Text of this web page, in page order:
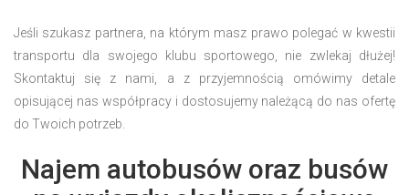
Jeśli szukasz partnera, na którym masz prawo polegać w kwestii
transportu dla swojego klubu sportowego, nie zwlekaj dłużej!
Skontaktuj się z nami, a z przyjemnością omówimy detale
opisującej nas współpracy i dostosujemy należącą do nas ofertę
do Twoich potrzeb.
Najem autobusów oraz busów